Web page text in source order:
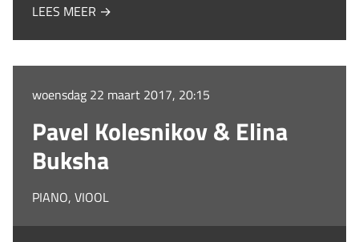
LEES MEER →
woensdag 22 maart 2017, 20:15
Pavel Kolesnikov & Elina
Buksha
PIANO, VIOOL